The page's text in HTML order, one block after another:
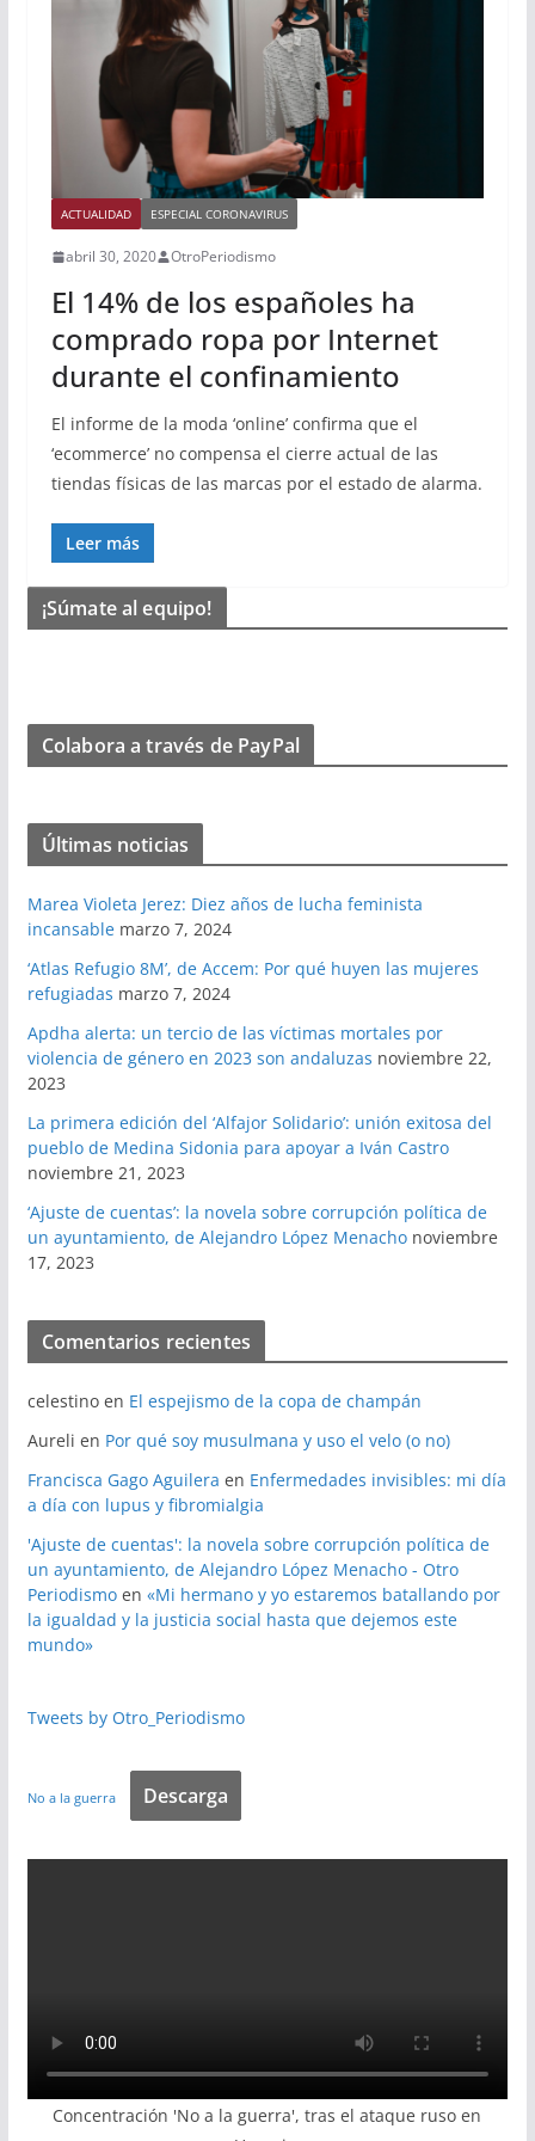
ACTUALIDAD ESPECIAL CORONAVIRUS
abril 30, 2020 OtroPeriodismo
El 14% de los españoles ha
comprado ropa por Internet
durante el confinamiento
El informe de la moda ‘online’ confirma que el
‘ecommerce’ no compensa el cierre actual de las
tiendas físicas de las marcas por el estado de alarma.
Leer más
¡Súmate al equipo!
Colabora a través de PayPal
Últimas noticias
Marea Violeta Jerez: Diez años de lucha feminista
incansable marzo 7, 2024
‘Atlas Refugio 8M’, de Accem: Por qué huyen las mujeres
refugiadas marzo 7, 2024
Apdha alerta: un tercio de las víctimas mortales por
violencia de género en 2023 son andaluzas noviembre 22,
2023
La primera edición del ‘Alfajor Solidario’: unión exitosa del
pueblo de Medina Sidonia para apoyar a Iván Castro
noviembre 21, 2023
‘Ajuste de cuentas’: la novela sobre corrupción política de
un ayuntamiento, de Alejandro López Menacho noviembre
17, 2023
Comentarios recientes
celestinoen El espejismo de la copa de champán
Aureli en Por qué soy musulmana y uso el velo (o no)
Francisca Gago Aguilera en Enfermedades invisibles: mi día
a día con lupus y fibromialgia
'Ajuste de cuentas': la novela sobre corrupción política de
un ayuntamiento, de Alejandro López Menacho - Otro
Periodismoen «Mi hermano y yo estaremos batallando por
la igualdad y la justicia social hasta que dejemos este
mundo»
Tweets by Otro_Periodismo
No a la guerra Descarga
Concentración 'No a la guerra', tras el ataque ruso en